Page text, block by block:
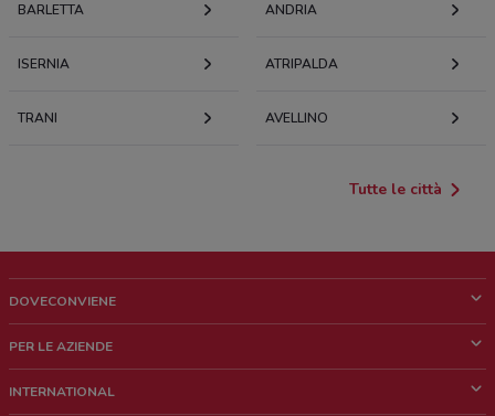
BARLETTA ANDRIA
ISERNIA ATRIPALDA
TRANI AVELLINO
Tutte le città
DOVECONVIENE
Chi siamo
PER LE AZIENDE
INTERNATIONAL